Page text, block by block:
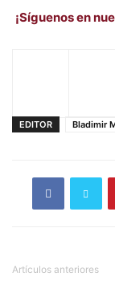
¡Síguenos en
EDITOR Bladimir
Artículos anteriores